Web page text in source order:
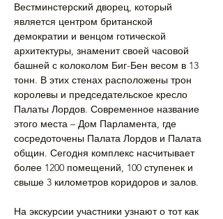
Вестминстерский дворец, который
является центром британской
демократии и венцом готической
архитектуры, знаменит своей часовой
башней с колоколом Биг-Бен весом в 13
тонн. В этих стенах расположены трон
королевы и председательское кресло
Палаты Лордов. Современное название
этого места – Дом Парламента, где
сосредоточены Палата Лордов и Палата
общин. Сегодня комплекс насчитывает
более 1200 помещений, 100 ступенек и
свыше 3 километров коридоров и залов.
На экскурсии участники узнают о тот как